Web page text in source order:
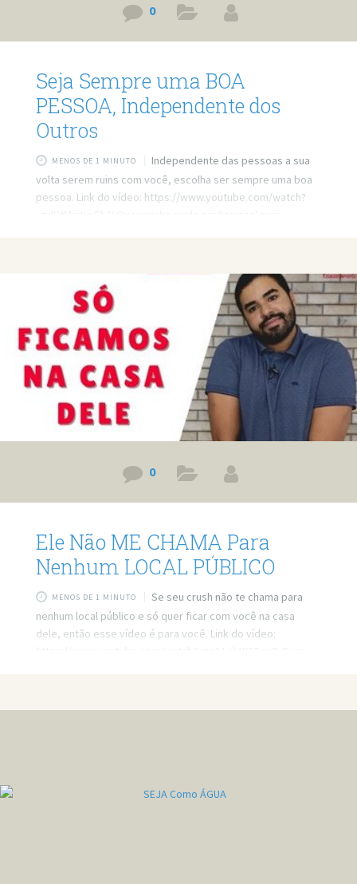
0
Seja Sempre uma BOA
PESSOA, Independente dos
Outros
MENOS DE 1 MINUTO
Independente das pessoas a sua
volta serem ruins com você, escolha ser sempre uma boa
pessoa. Link do vídeo: https://www.youtube.com/watch?
0
Ele Não ME CHAMA Para
Nenhum LOCAL PÚBLICO
MENOS DE 1 MINUTO
Se seu crush não te chama para
nenhum local público e só quer ficar com você na casa
dele, então esse vídeo é para você. Link do vídeo: